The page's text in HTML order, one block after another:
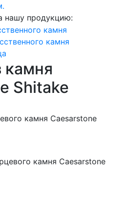
нашу продукцию:
камня
камня
камня
Shitake
камня Caesarstone
камня Caesarstone